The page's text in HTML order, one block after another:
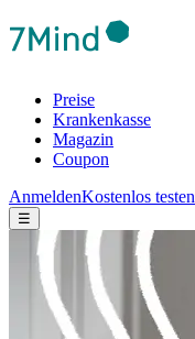
Preise
Krankenkasse
Magazin
Coupon
AnmeldenKostenlos testen
☰